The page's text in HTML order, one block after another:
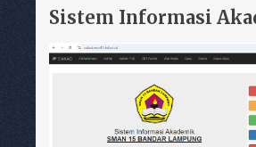
Sistem Informasi